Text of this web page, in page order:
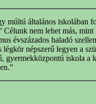
múltú általános iskolában
Célunk nem lehet más,
évszázados haladó
légkör népszerű legyen a
gyermekközpontú iskola a